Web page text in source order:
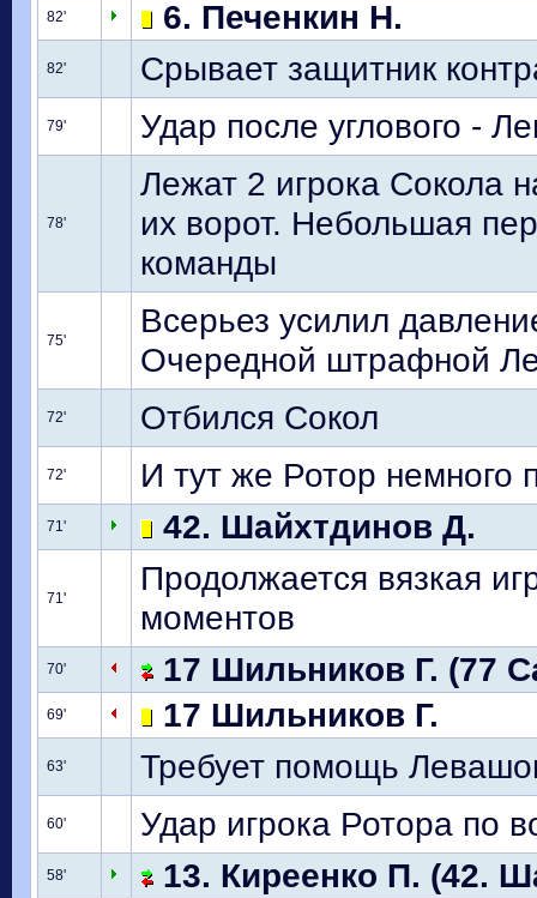
82' 6. Печенкин Н.
82' Срывает защитник
79' Удар после углового -
78'
Лежат 2 игрока Сокола
их ворот. Небольшая
команды
75'
Всерьез усилил
Очередной штрафной
72' Отбился Сокол
72' И тут же Ротор немного
71' 42. Шайхтдинов Д.
71'
Продолжается вязкая
моментов
70' 17 Шильников Г. (77
69' 17 Шильников Г.
63' Требует помощь
60' Удар игрока Ротора по
58' 13. Киреенко П. (42.